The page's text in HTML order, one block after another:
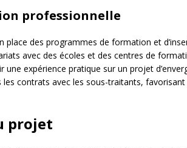
professionnelle
place des programmes de formation et
avec des écoles et des centres de
une expérience pratique sur un projet
contrats avec les sous-traitants, favorisant
projet